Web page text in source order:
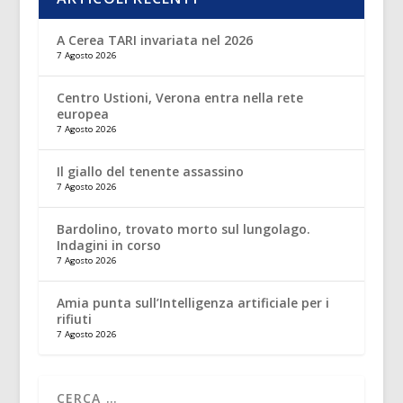
A Cerea TARI invariata nel 2026
7 Agosto 2026
Centro Ustioni, Verona entra nella rete
europea
7 Agosto 2026
Il giallo del tenente assassino
7 Agosto 2026
Bardolino, trovato morto sul lungolago.
Indagini in corso
7 Agosto 2026
Amia punta sull’Intelligenza artificiale per i
rifiuti
7 Agosto 2026